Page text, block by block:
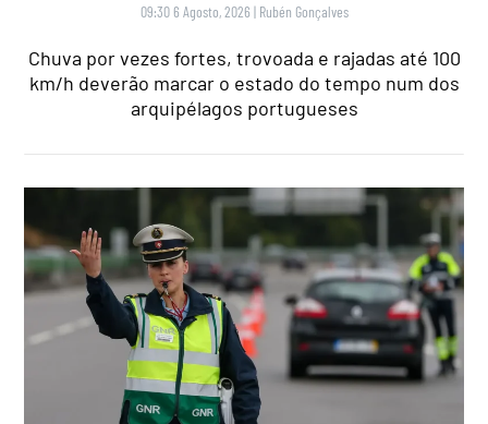
09:30 6 Agosto, 2026 | Rubén Gonçalves
Chuva por vezes fortes, trovoada e rajadas até 100
km/h deverão marcar o estado do tempo num dos
arquipélagos portugueses